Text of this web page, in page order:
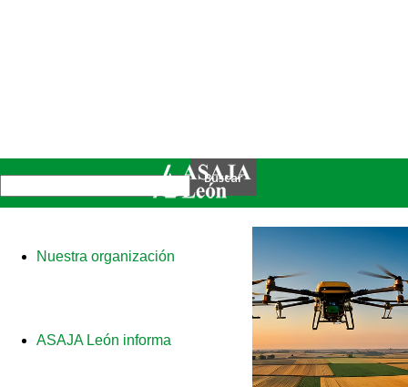
Nuestra organización
ASAJA León informa